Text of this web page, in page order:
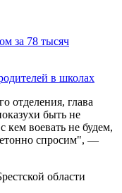
за 78 тысяч
в школах
отделения, глава
быть не
воевать не будем,
спросим", —